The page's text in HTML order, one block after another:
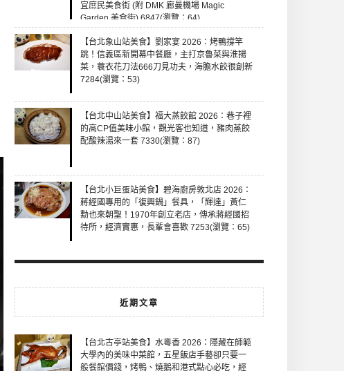
宜庶民美食街 (附 DMK 廊曼機場 Magic
Garden 美食街) 6847(瀏覽：64)
【台北象山站美食】劉家宴 2026：烤鴨撐竿
跳！信義區新開幕中餐廳，主打京魯菜與淮揚
菜，蓑衣花刀法666刀見功夫，海膽水餃很創新
7284(瀏覽：53)
【台北中山站美食】福大蒸餃館 2026：巷子裡
的高CP值美味小館，觀光客也知道，豬肉蒸餃
配酸辣湯來一套 7330(瀏覽：87)
【台北小巨蛋站美食】碧海廚房敦北店 2026：
蔣經國專用的「復興鍋」餐具，「輝達」黃仁
勳也來朝聖！1970年創立老店，傳承蔣經國招
待所，經濟實惠，長輩會喜歡 7253(瀏覽：65)
近期文章
【台北古亭站美食】水粵香 2026：隱藏在師範
大學內的美味中菜館，五星飯店手藝卻只要一
般餐館價錢，烤鴨、燒鵝和港式點心必吃，經